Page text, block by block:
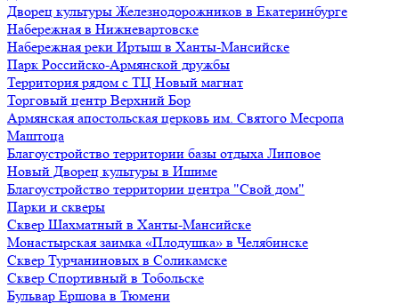
Дворец культуры Железнодорожников в Екатеринбурге
Набережная в Нижневартовске
Набережная реки Иртыш в Ханты-Мансийске
Парк Российско-Армянской дружбы
Территория рядом с ТЦ Новый магнат
Торговый центр Верхний Бор
Армянская апостольская церковь им. Святого Месропа
Маштоца
Благоустройство территории базы отдыха Липовое
Нoвый Двoрeц культуры в Ишимe
Благоустройство территории центра "Свой дом"
Парки и скверы
Сквер Шахматный в Ханты-Мансийске
Монастырская заимка «Плодушка» в Челябинске
Сквер Турчаниновых в Соликамске
Сквер Спортивный в Тобольске
Бульвар Ершова в Тюмени